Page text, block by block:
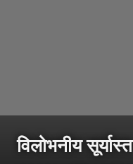
विलोभनीय सूर्यास्त